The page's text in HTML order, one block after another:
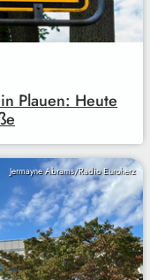
Plauen: Heute
Jermayne Abrams/Radio Euroherz